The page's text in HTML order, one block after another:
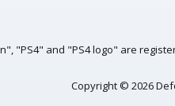
"PS4" and "PS4 logo" are
Copyright © 2026